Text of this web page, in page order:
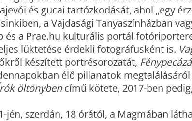
és gucai tartózkodását, ahol „egy
a Vajdasági Tanyaszínházban
és a Prae.hu kulturális portál
lüktetése érdekli fotográfusként is.
készített portrésorozatát,
élő pillanatok
öltönybencímű kötete, 2017-ben
jén, szerdán, 18 órától, a Magmában